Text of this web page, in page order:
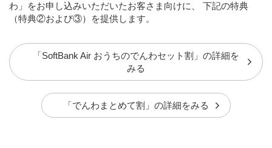
わ」をお申し込みいただいたお客さま向けに、 下記の特典
（特典②および③）を提供します。
「SoftBank Air おうちのでんわセット割」の詳細を
みる
「でんわまとめて割」の詳細をみる